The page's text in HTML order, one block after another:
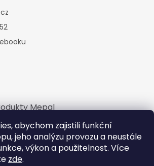
abychom zajistili funkční
jeho analýzu provozu a neustále
výkon a použitelnost. Více
zde.
Mepal
Teddy Bear?